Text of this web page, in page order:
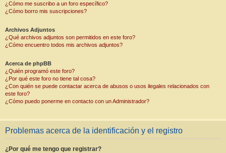
¿Cómo me suscribo a un foro específico?
¿Cómo borro mis suscripciones?
Archivos Adjuntos
¿Qué archivos adjuntos son permitidos en este foro?
¿Cómo encuentro todos mis archivos adjuntos?
Acerca de phpBB
¿Quién programó este foro?
¿Por qué este foro no tiene tal cosa?
¿Con quién se puede contactar acerca de abusos o usos ilegales relacionados con
este foro?
¿Cómo puedo ponerme en contacto con un Administrador?
Problemas acerca de la identificación y el registro
¿Por qué me tengo que registrar?